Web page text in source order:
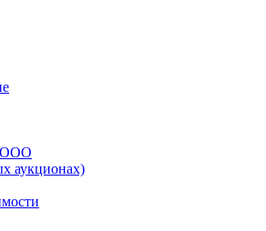
ООО
аукционах)